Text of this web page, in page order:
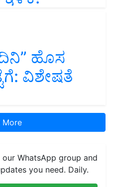
ಹೊಸ
ವಿಶೇಷತೆ
More
WhatsApp group and
you need. Daily.